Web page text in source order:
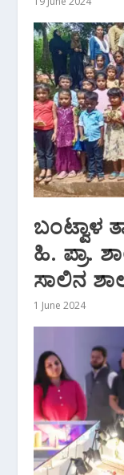
ಬಂಟ್ವಾಳ
ಹಿ. ಪ್ರಾ.
ಸಾಲಿನ
1 June 2024